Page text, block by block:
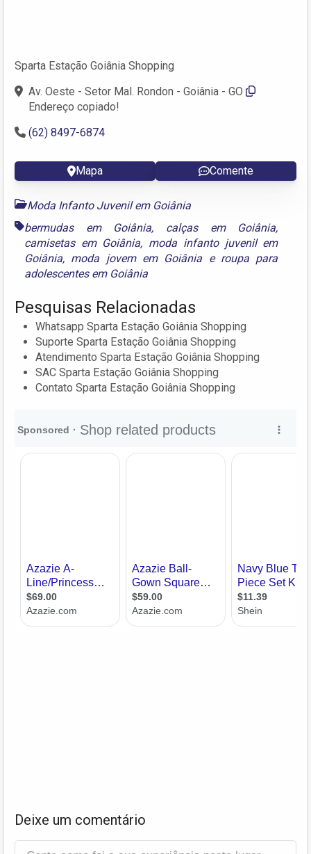
Sparta Estação Goiânia Shopping
Av. Oeste - Setor Mal. Rondon - Goiânia - GO
Endereço copiado!
(62) 8497-6874
Mapa Comente
Moda Infanto Juvenil em Goiânia
bermudas em Goiânia, calças em Goiânia,
camisetas em Goiânia, moda infanto juvenil em
Goiânia, moda jovem em Goiânia e roupa para
adolescentes em Goiânia
Pesquisas Relacionadas
Whatsapp Sparta Estação Goiânia Shopping
Suporte Sparta Estação Goiânia Shopping
Atendimento Sparta Estação Goiânia Shopping
SAC Sparta Estação Goiânia Shopping
Contato Sparta Estação Goiânia Shopping
Deixe um comentário